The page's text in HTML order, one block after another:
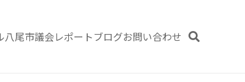
八尾市議会レポートブログお問い合わせ